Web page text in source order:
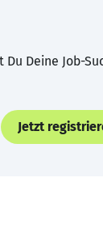
Deine Job-
Jetzt